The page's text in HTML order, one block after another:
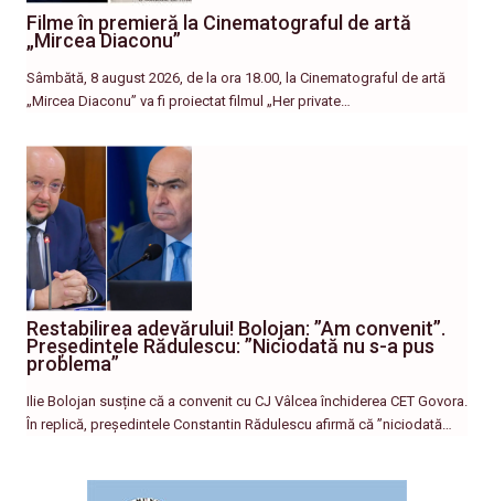
Filme în premieră la Cinematograful de artă
„Mircea Diaconu”
Sâmbătă, 8 august 2026, de la ora 18.00, la Cinematograful de artă
„Mircea Diaconu” va fi proiectat filmul „Her private…
Restabilirea adevărului! Bolojan: ”Am convenit”.
Președintele Rădulescu: ”Niciodată nu s-a pus
problema”
Ilie Bolojan susține că a convenit cu CJ Vâlcea închiderea CET Govora.
În replică, președintele Constantin Rădulescu afirmă că ”niciodată…